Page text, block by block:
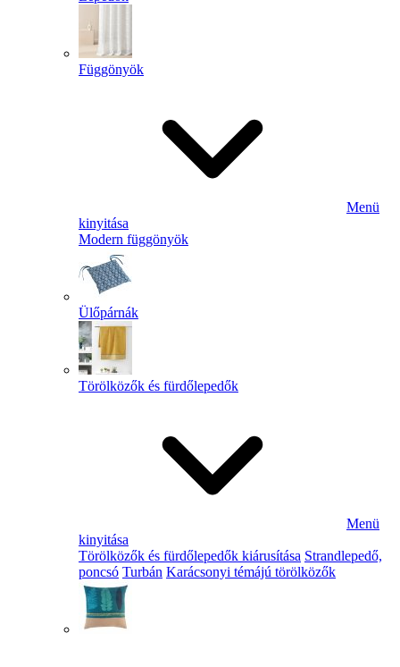
Függönyök
Menü
kinyitása
Modern függönyök
Ülőpárnák
Törölközők és fürdőlepedők
Menü
kinyitása
Törölközők és fürdőlepedők kiárusítása Strandlepedő,
poncsó Turbán Karácsonyi témájú törölközők